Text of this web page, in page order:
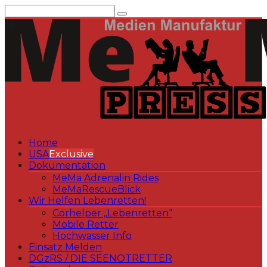
Inhalt
springen
Home
USAExclusive
Dokumentation
MeMa Adrenalin Rides
MeMaRescueBlick
Wir Helfen Lebenretten!
Corhelper „Lebenretten“
Mobile Retter
Hochwasser Info
Einsatz Melden
DGzRS / DIE SEENOTRETTER